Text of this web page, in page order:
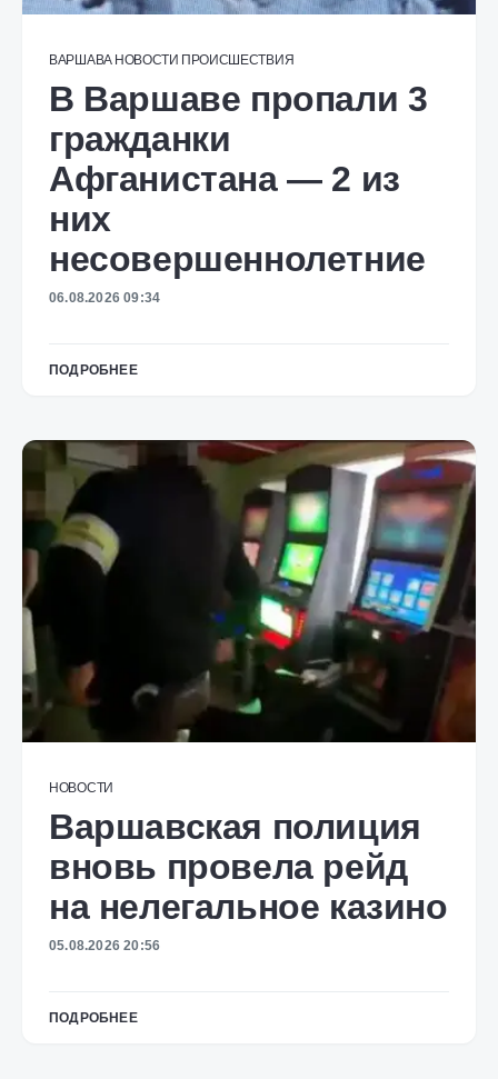
ВАРШАВА НОВОСТИ ПРОИСШЕСТВИЯ
В Варшаве пропали 3
гражданки
Афганистана — 2 из
них
несовершеннолетние
06.08.2026 09:34
ПОДРОБНЕЕ
НОВОСТИ
Варшавская полиция
вновь провела рейд
на нелегальное казино
05.08.2026 20:56
ПОДРОБНЕЕ